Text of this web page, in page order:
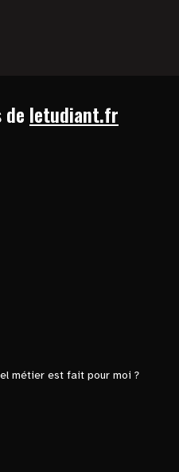
letudiant.fr
métier est fait pour moi ?